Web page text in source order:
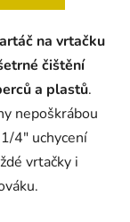
na vrtačku
čištění
a plastů.
nepoškrábou
4" uchycení
vrtačky i